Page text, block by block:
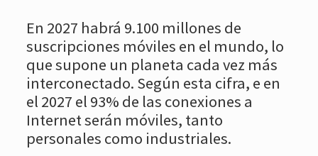
En 2027 habrá 9.100 millones de
suscripciones móviles en el mundo, lo
que supone un planeta cada vez más
interconectado. Según esta cifra, e en
el 2027 el 93% de las conexiones a
Internet serán móviles, tanto
personales como industriales.